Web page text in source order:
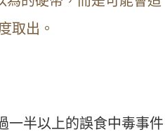
取出。
一半以上的誤食中毒事件